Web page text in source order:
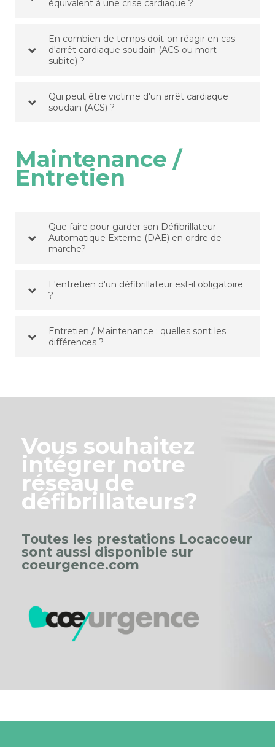
équivalent à une crise cardiaque ?
En combien de temps doit-on réagir en cas
d'arrêt cardiaque soudain (ACS ou mort
subite) ?
Qui peut être victime d'un arrêt cardiaque
soudain (ACS) ?
Maintenance /
Entretien
Que faire pour garder son Défibrillateur
Automatique Externe (DAE) en ordre de
marche?
L'entretien d'un défibrillateur est-il obligatoire
?
Entretien / Maintenance : quelles sont les
différences ?
Vous souhaitez
intégrer notre
réseau de
défibrillateurs?
Toutes les prestations Locacoeur
sont aussi disponible sur
coeurgence.com